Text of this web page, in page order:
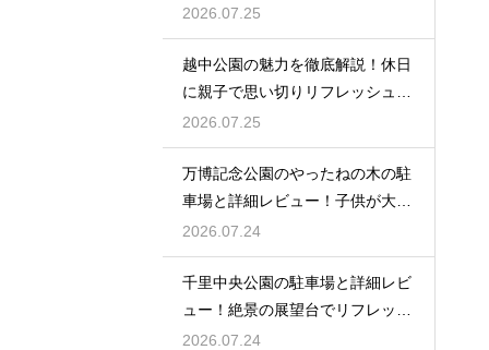
を
2026.07.25
越中公園の魅力を徹底解説！休日
に親子で思い切りリフレッシュす
る
2026.07.25
万博記念公園のやったねの木の駐
車場と詳細レビュー！子供が大歓
喜
2026.07.24
千里中央公園の駐車場と詳細レビ
ュー！絶景の展望台でリフレッシ
ュ
2026.07.24